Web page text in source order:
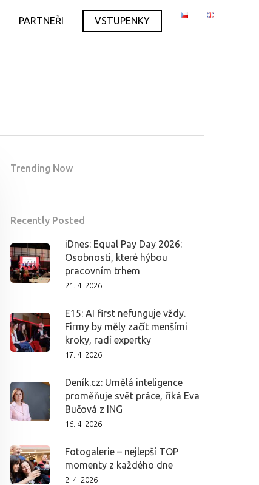
PARTNEŘI VSTUPENKY
Trending Now
Recently Posted
iDnes: Equal Pay Day 2026:
Osobnosti, které hýbou
pracovním trhem
21. 4. 2026
E15: AI first nefunguje vždy.
Firmy by měly začít menšími
kroky, radí expertky
17. 4. 2026
Deník.cz: Umělá inteligence
proměňuje svět práce, říká Eva
Bučová z ING
16. 4. 2026
Fotogalerie – nejlepší TOP
momenty z každého dne
2. 4. 2026